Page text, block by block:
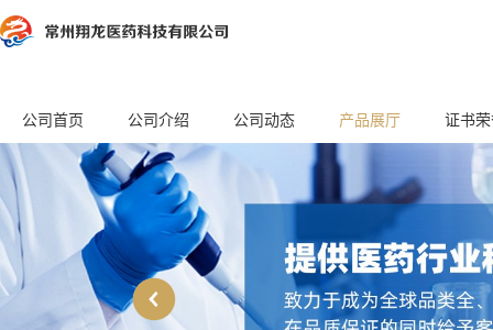
公司首页 公司介绍 公司动态 产品展厅 证书